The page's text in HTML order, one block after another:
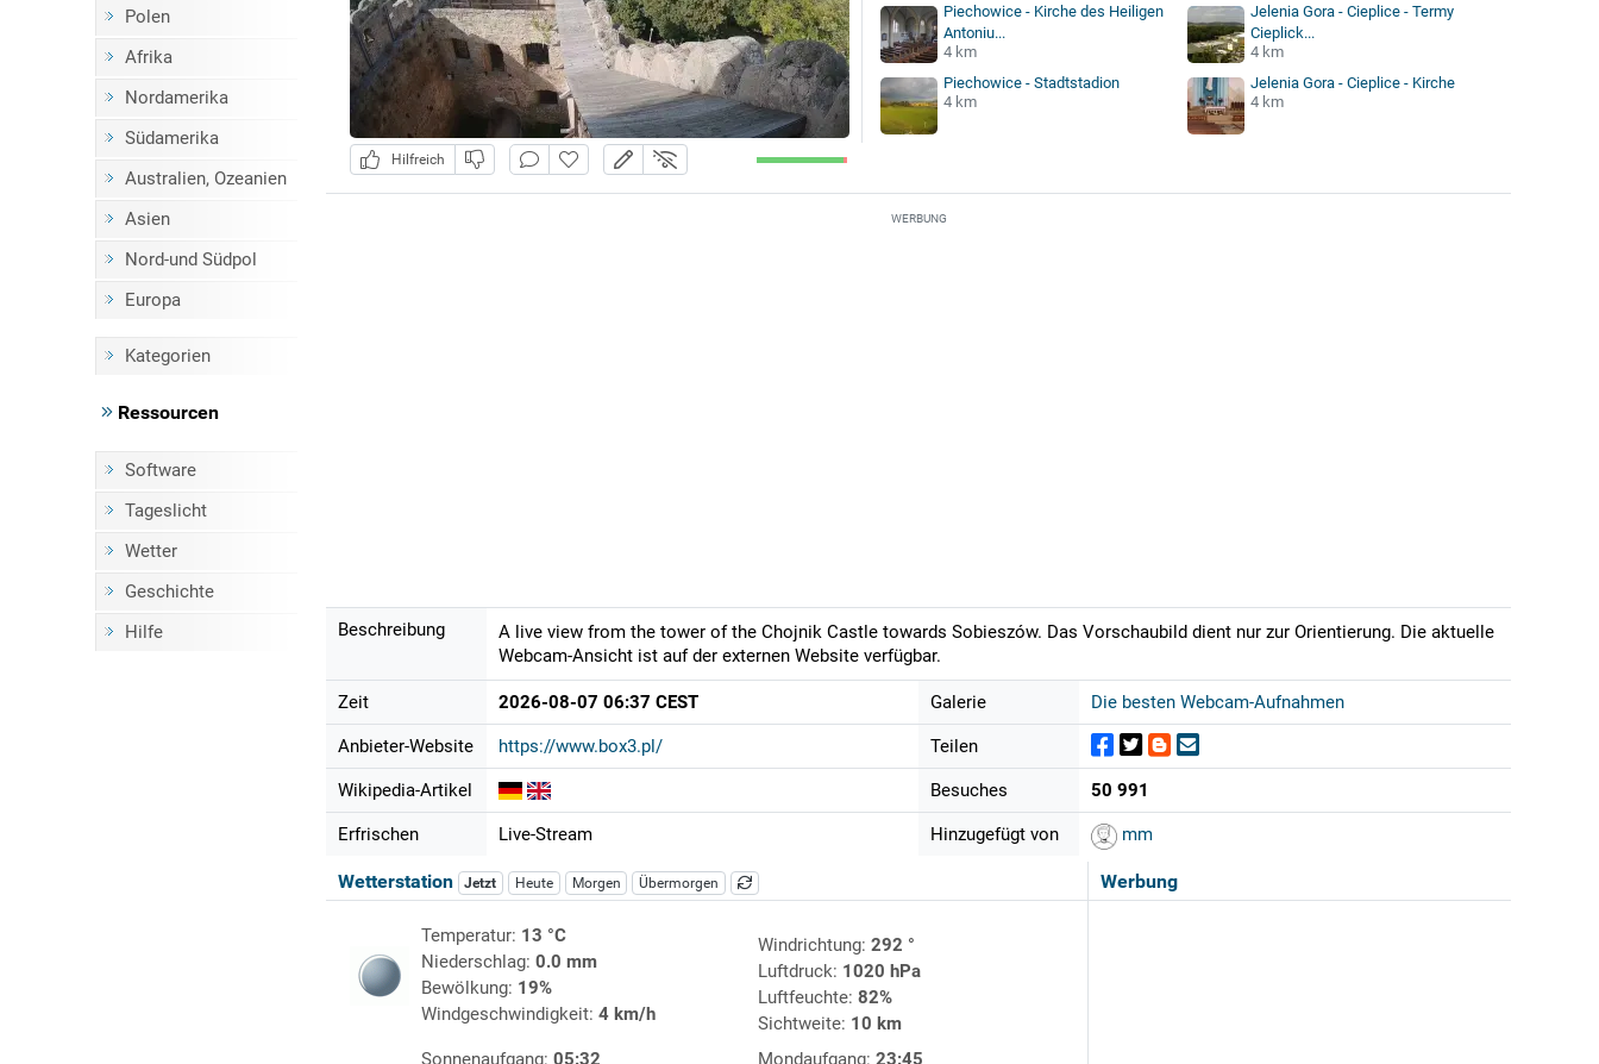
Polen
Afrika
Nordamerika
Südamerika
Australien, Ozeanien
Asien
Nord-und Südpol
Europa
Kategorien
Ressourcen
Software
Tageslicht
Wetter
Geschichte
Hilfe
Hilfreich
Piechowice - Kirche des Heiligen
Antoniu...
4 km
Jelenia Gora - Cieplice - Termy
Cieplick...
4 km
Piechowice - Stadtstadion
4 km
Jelenia Gora - Cieplice - Kirche
4 km
WERBUNG
Beschreibung
A live view from the tower of the Chojnik Castle towards Sobieszów. Das Vorschaubild dient nur zur Orientierung. Die aktuelle
Webcam-Ansicht ist auf der externen Website verfügbar.
Zeit 2026-08-07 06:37 CEST
Anbieter-Website https://www.box3.pl/
Wikipedia-Artikel
Erfrischen Live-Stream
Galerie Die besten Webcam-Aufnahmen
Teilen
Besuches 50 991
Hinzugefügt von mm
Werbung
Wetterstation Jetzt Heute Morgen Übermorgen
Temperatur: 13 °C
Niederschlag: 0.0 mm
Bewölkung: 19%
Windgeschwindigkeit: 4 km/h
Windrichtung: 292 °
Luftdruck: 1020 hPa
Luftfeuchte: 82%
Sichtweite: 10 km